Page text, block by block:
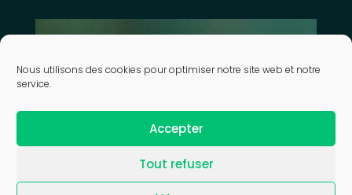
Nous utilisons des cookies pour optimiser notre site web et notre
service.
Accepter
Tout refuser
nos expertises
confidentialité|